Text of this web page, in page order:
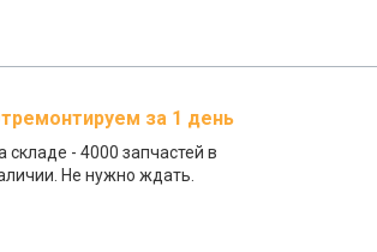
за 1 день
складе - 4000 запчастей в
Не нужно ждать.